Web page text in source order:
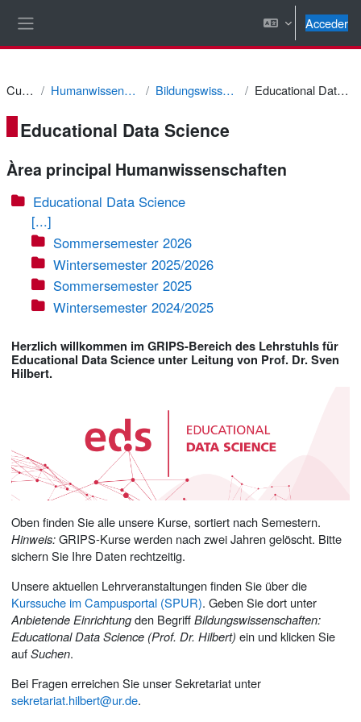
Acceder
Cursos Humanwissenschaften Bildungswissenschaft Educational Data Science
Educational Data Science
Àrea principal Humanwissenschaften
Educational Data Science
[...]
Sommersemester 2026
Wintersemester 2025/2026
Sommersemester 2025
Wintersemester 2024/2025
Herzlich willkommen im GRIPS-Bereich des Lehrstuhls für
Educational Data Science unter Leitung von Prof. Dr. Sven
Hilbert.
Oben finden Sie alle unsere Kurse, sortiert nach Semestern.
Hinweis:GRIPS-Kurse werden nach zwei Jahren gelöscht. Bitte
sichern Sie Ihre Daten rechtzeitig.
Unsere aktuellen Lehrveranstaltungen finden Sie über die
Kurssuche im Campusportal (SPUR). Geben Sie dort unter
Anbietende Einrichtungden BegriffBildungswissenschaften:
Educational Data Science (Prof. Dr. Hilbert) ein und klicken Sie
aufSuchen.
Bei Fragen erreichen Sie unser Sekretariat unter
sekretariat.hilbert@ur.de.